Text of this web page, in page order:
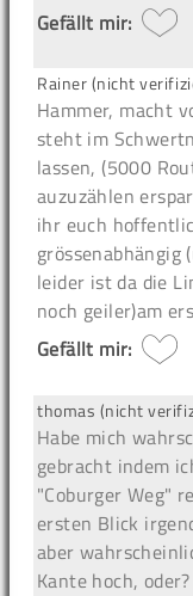
Gefällt mir:
Rainer (nicht
Hammer, macht
steht im
lassen, (5000
auzuzählen
ihr euch
leider ist da die
noch geiler)am
Gefällt mir:
thomas (nicht
Habe mich
gebracht indem
"Coburger Weg"
ersten Blick
aber
Kante hoch,